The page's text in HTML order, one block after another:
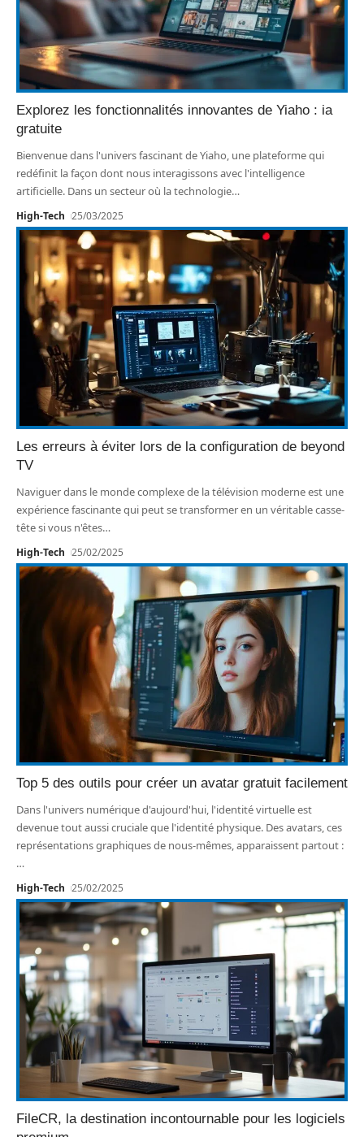
Explorez les fonctionnalités innovantes de Yiaho : ia
gratuite
Bienvenue dans l'univers fascinant de Yiaho, une plateforme qui
redéfinit la façon dont nous interagissons avec l'intelligence
artificielle. Dans un secteur où la technologie…
High-Tech 25/03/2025
Les erreurs à éviter lors de la configuration de beyond
TV
Naviguer dans le monde complexe de la télévision moderne est une
expérience fascinante qui peut se transformer en un véritable casse-
tête si vous n'êtes…
High-Tech 25/02/2025
Top 5 des outils pour créer un avatar gratuit facilement
Dans l'univers numérique d'aujourd'hui, l'identité virtuelle est
devenue tout aussi cruciale que l'identité physique. Des avatars, ces
représentations graphiques de nous-mêmes, apparaissent partout :
…
High-Tech 25/02/2025
FileCR, la destination incontournable pour les logiciels